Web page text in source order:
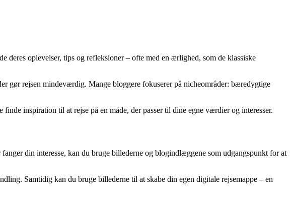
deres oplevelser, tips og refleksioner – ofte med en ærlighed, som de klassiske
gør rejsen mindeværdig. Mange bloggere fokuserer på nicheområder: bæredygtige
inspiration til at rejse på en måde, der passer til dine egne værdier og interesser.
din interesse, kan du bruge billederne og blogindlæggene som udgangspunkt for at
Samtidig kan du bruge billederne til at skabe din egen digitale rejsemappe – en